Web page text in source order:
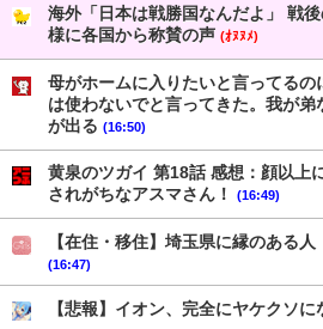
海外「日本は戦勝国なんだよ」 戦
様に各国から称賛の声 (ｵﾇﾇﾒ)
母がホームに入りたいと言ってるの
は使わないでと言ってきた。我が弟
が出る (16:50)
黄泉のツガイ 第18話 感想：顔以上
されがちなアスマさん！
(16:49)
【在住・移住】埼玉県に縁のある人
(16:47)
【悲報】イオン、完全にヤケクソに